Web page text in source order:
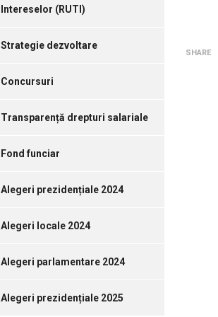
SHARE
Intereselor (RUTI)
Strategie dezvoltare
Concursuri
Transparență drepturi salariale
Fond funciar
Alegeri prezidențiale 2024
Alegeri locale 2024
Alegeri parlamentare 2024
Alegeri prezidențiale 2025